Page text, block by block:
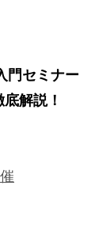
門セミナー
解説！